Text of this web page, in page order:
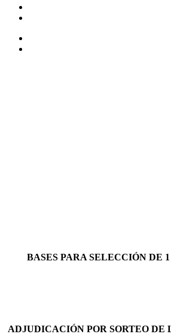
BASES PARA SELECCIÓN DE
ADJUDICACIÓN POR SORTEO DE